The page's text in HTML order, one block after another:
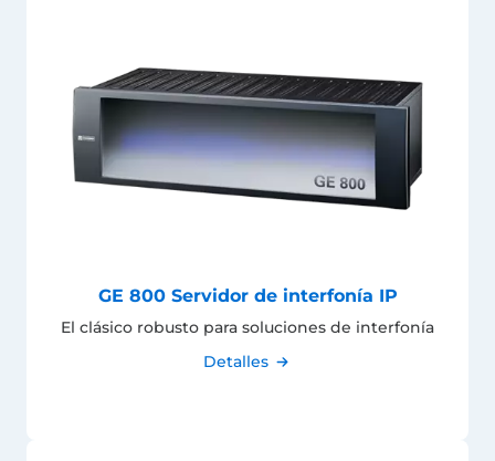
GE 800 Servidor de interfonía IP
El clásico robusto para soluciones de interfonía
Detalles